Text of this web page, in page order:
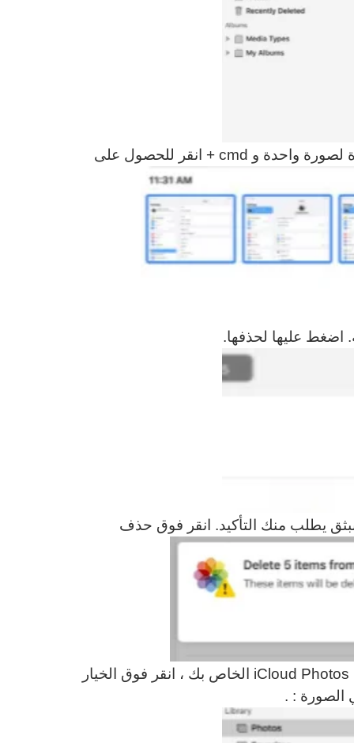
الآن ، حدد جميع الصور التي تريد حذفها. نقرة واحدة لصورة واحدة و cmd + انقر للحصول على
اضغط عليها لحذفها.
يطلب منك التأكيد. انقر فوق حذف
الآن ، قمت بحذف هذه الصور لكنها لا تزال في iCloud Photos Bin الخاص بك ، انقر فوق الخيار
الصورة : .